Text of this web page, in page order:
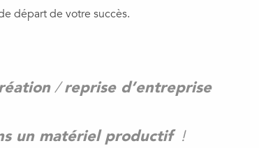
départ de votre succès.
/reprise d’entreprise
un matériel productif!